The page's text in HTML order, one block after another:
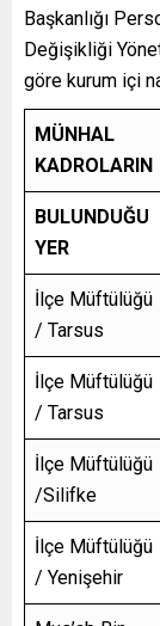
Başkanlığı
Değişikliği
göre kurum içi
MÜNHAL
KADROLARIN
BULUNDUĞU
YER
İlçe Müftülüğü
/ Tarsus
İlçe Müftülüğü
/ Tarsus
İlçe Müftülüğü
/Silifke
İlçe Müftülüğü
/ Yenişehir